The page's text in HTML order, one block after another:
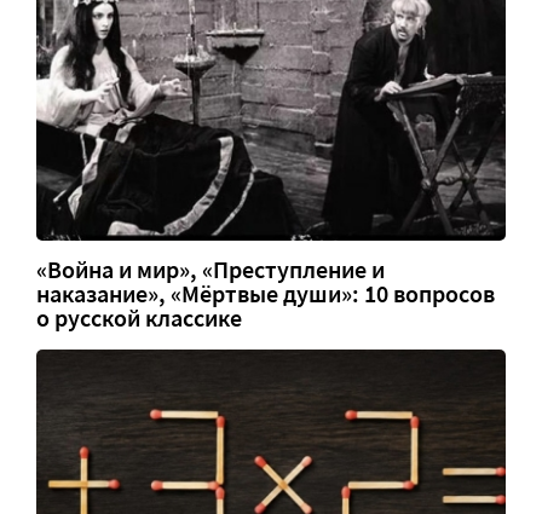
«Война и мир», «Преступление и
наказание», «Мёртвые души»: 10 вопросов
о русской классике